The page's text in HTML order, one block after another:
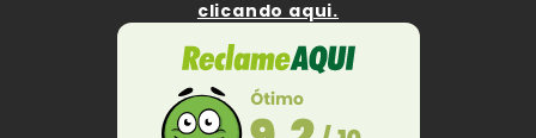
clicando aqui.